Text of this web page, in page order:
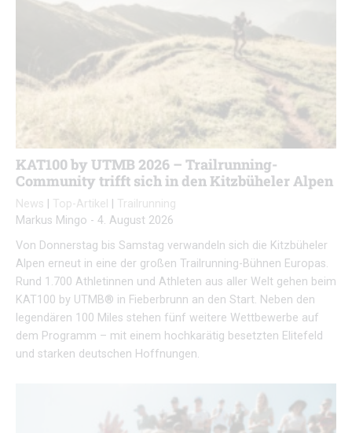
KAT100 by UTMB 2026 – Trailrunning-
Community trifft sich in den Kitzbüheler Alpen
News Top-Artikel
Trailrunning
Markus Mingo - 4. August 2026
Von Donnerstag bis Samstag verwandeln sich die Kitzbüheler
Alpen erneut in eine der großen Trailrunning-Bühnen Europas.
Rund 1.700 Athletinnen und Athleten aus aller Welt gehen beim
KAT100 by UTMB® in Fieberbrunn an den Start. Neben den
legendären 100 Miles stehen fünf weitere Wettbewerbe auf
dem Programm – mit einem hochkarätig besetzten Elitefeld
und starken deutschen Hoffnungen.